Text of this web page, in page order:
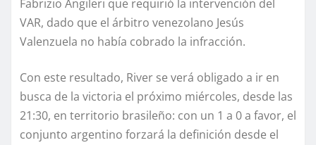
Fabrizio Angileri que requirió la intervención del
VAR, dado que el árbitro venezolano Jesús
Valenzuela no había cobrado la infracción.
Con este resultado, River se verá obligado a ir en
busca de la victoria el próximo miércoles, desde las
21:30, en territorio brasileño: con un 1 a 0 a favor, el
conjunto argentino forzará la definición desde el